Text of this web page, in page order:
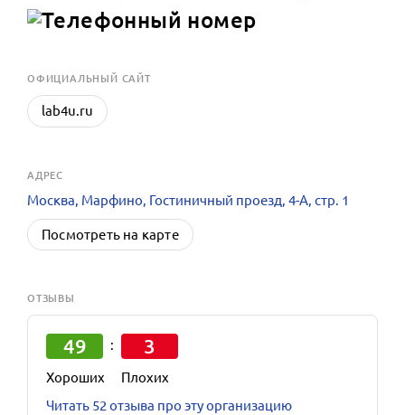
OФИЦИАЛЬНЫЙ САЙТ
lab4u.ru
АДРЕС
Москва, Марфино, Гостиничный проезд, 4-А, стр. 1
Посмотреть на карте
ОТЗЫВЫ
49
Хороших
: 3
Плохих
Читать 52 отзыва про эту организацию